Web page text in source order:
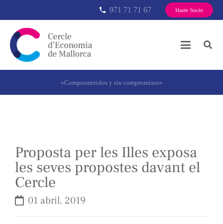
phone 971 71 71 67 Hazte Socio
«Comprometidos y sin compromisos»
Proposta per les Illes exposa
les seves propostes davant el
Cercle
01 abril, 2019